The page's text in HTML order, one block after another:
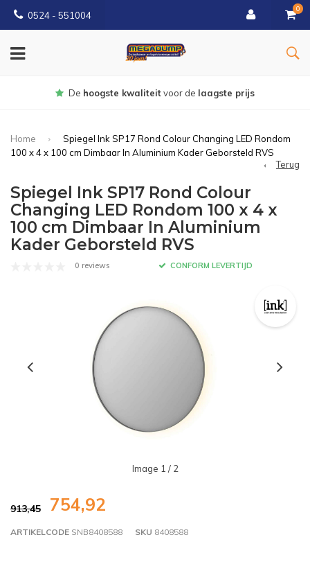
0524 - 551004
0
Gratisbezorgd vanaf €150
Home
Spiegel Ink SP17 Rond Colour Changing LED Rondom
100 x 4 x 100 cm Dimbaar In Aluminium Kader Geborsteld RVS
Terug
Spiegel Ink SP17 Rond Colour
Changing LED Rondom 100 x 4 x
100 cm Dimbaar In Aluminium
Kader Geborsteld RVS
0 reviews CONFORM LEVERTIJD
Image 1 / 2
913,45 754,92
ARTIKELCODE SNB8408588 SKU 8408588